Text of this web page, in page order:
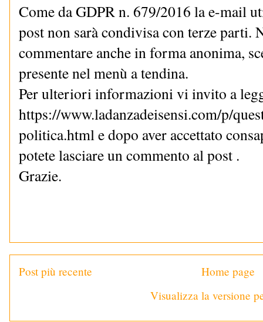
Come da GDPR n. 679/2016 la e-mail
post non sarà condivisa con terze parti.
commentare anche in forma anonima,
presente nel menù a tendina.
Per ulteriori informazioni vi invito a
https://www.ladanzadeisensi.com/p/
politica.html e dopo aver accettato
potete lasciare un commento al post .
Grazie.
Post più recente
Home page
Visualizza la versione